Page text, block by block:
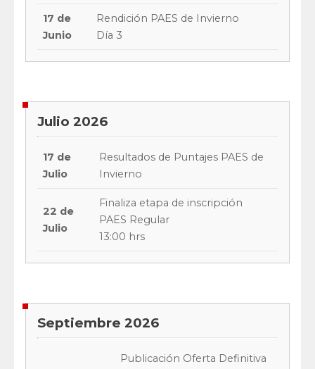
17 de
Junio
Rendición PAES de Invierno
Día 3
Julio 2026
17 de
Julio
Resultados de Puntajes PAES de
Invierno
22 de
Julio
Finaliza etapa de inscripción
PAES Regular
13:00 hrs
Septiembre 2026
Publicación Oferta Definitiva